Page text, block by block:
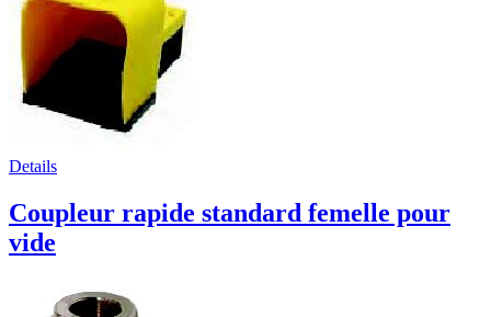
Details
Coupleur rapide standard femelle pour
vide